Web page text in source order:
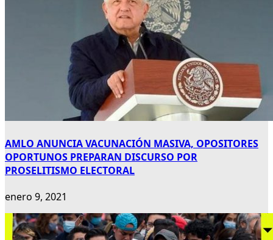
AMLO ANUNCIA VACUNACIÓN MASIVA, OPOSITORES
OPORTUNOS PREPARAN DISCURSO POR
PROSELITISMO ELECTORAL
enero 9, 2021